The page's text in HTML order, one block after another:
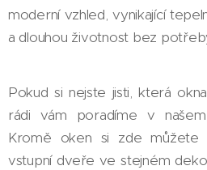
moderní vzhled, vynikající
a dlouhou životnost bez
Pokud si nejste jisti, která
rádi vám poradíme v
Kromě oken si zde
vstupní dveře ve stejném